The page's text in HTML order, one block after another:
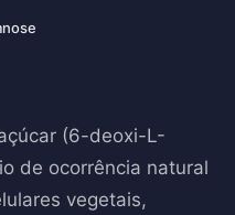
(6-deoxi-L-
de ocorrência natural
vegetais,